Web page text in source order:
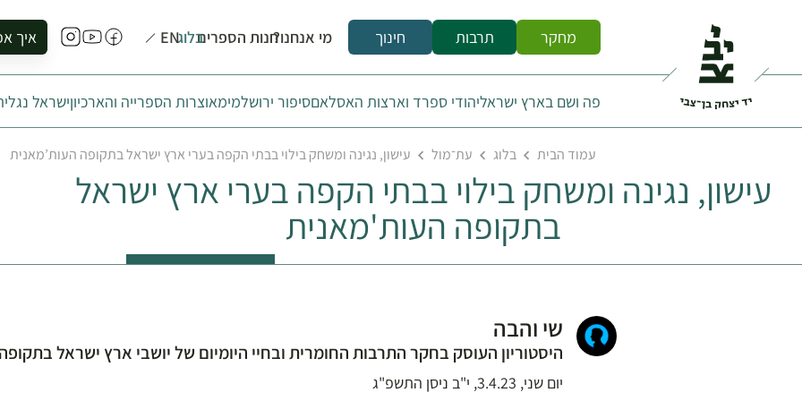
מחקר תרבות חינוך מי אנחנו?חנות הספריםבלוגEN איך
להזמין
להירשם
להירשם
לקנות
פה ושם בארץ ישראליהודי ספרד וארצות האסלאםסיפור ירושלמימאוצרות הספרייה והארכיוןישראל
עמוד הבית בלוג עת־מול עישון, נגינה ומשחק בילוי בבתי הקפה בערי ארץ ישראל בתקופה העות’מאנית
עישון, נגינה ומשחק בילוי בבתי הקפה בערי ארץ ישראל
בתקופה העות'מאנית
שי והבה
היסטוריון העוסק בחקר התרבות החומרית ובחיי היומיום של יושבי ארץ ישראל
יום שני, 3.4.23, י"ב ניסן התשפ"ג